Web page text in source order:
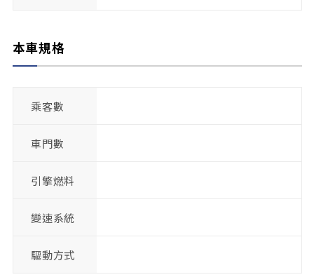
本車規格
乘客數
車門數
引擎燃料
變速系統
驅動方式